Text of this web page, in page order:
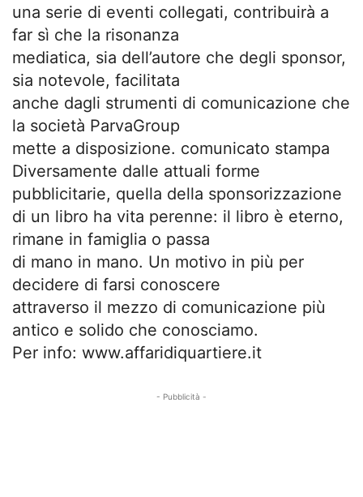
una serie di eventi collegati, contribuirà a
far sì che la risonanza
mediatica, sia dell’autore che degli sponsor,
sia notevole, facilitata
anche dagli strumenti di comunicazione che
la società ParvaGroup
mette a disposizione. comunicato stampa
Diversamente dalle attuali forme
pubblicitarie, quella della sponsorizzazione
di un libro ha vita perenne: il libro è eterno,
rimane in famiglia o passa
di mano in mano. Un motivo in più per
decidere di farsi conoscere
attraverso il mezzo di comunicazione più
antico e solido che conosciamo.
Per info: www.affaridiquartiere.it
- Pubblicità -